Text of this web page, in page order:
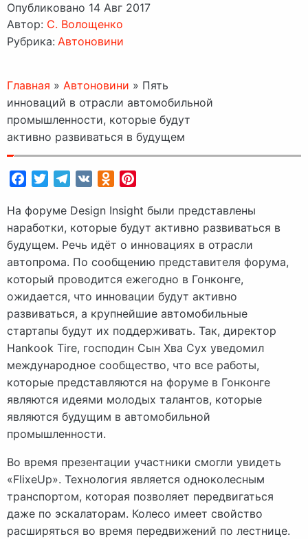
Опубликовано 14 Авг 2017
Автор: C. Волощенко
Рубрика: Автоновини
Главная » Автоновини » Пять
инноваций в отрасли автомобильной
промышленности, которые будут
активно развиваться в будущем
FacebookTwitterTelegram
VK Odnoklassniki
На форуме Design Insight были представлены
наработки, которые будут активно развиваться в
будущем. Речь идёт о инновациях в отрасли
автопрома. По сообщению представителя форума,
который проводится ежегодно в Гонконге,
ожидается, что инновации будут активно
развиваться, а крупнейшие автомобильные
стартапы будут их поддерживать. Так, директор
Hankook Tire, господин Сын Хва Сух уведомил
международное сообщество, что все работы,
которые представляются на форуме в Гонконге
являются идеями молодых талантов, которые
являются будущим в автомобильной
промышленности.
Во время презентации участники смогли увидеть
«FlixeUp». Технология является одноколесным
транспортом, которая позволяет передвигаться
даже по эскалаторам. Колесо имеет свойство
расширяться во время передвижений по лестнице.